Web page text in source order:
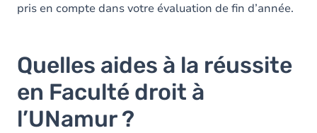
pris en compte dans votre évaluation de fin d’année.
Quelles aides à la réussite
en Faculté droit à
l’UNamur ?